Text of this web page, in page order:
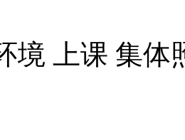
境 上课 集体